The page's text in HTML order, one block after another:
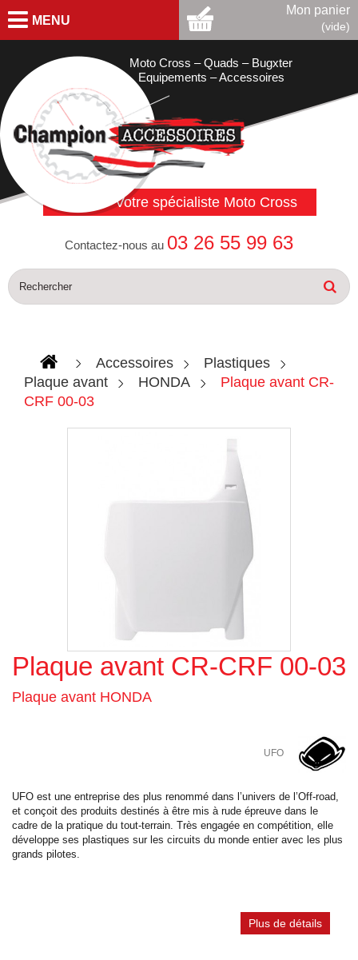
MENU
Mon panier
(vide)
Moto Cross – Quads – Bugxter
Equipements – Accessoires
Votre spécialiste Moto Cross
Contactez-nous au 03 26 55 99 63
Accessoires
Plastiques
Plaque avant
HONDA
Plaque avant CR-
CRF 00-03
Agrandir l'image
Plaque avant CR-CRF 00-03
Plaque avant HONDA
UFO
UFO est une entreprise des plus renommé dans l’univers de l’Off-road,
et conçoit des produits destinés à être mis à rude épreuve dans le
cadre de la pratique du tout-terrain. Très engagée en compétition, elle
développe ses plastiques sur les circuits du monde entier avec les plus
grands pilotes.
Plus de détails